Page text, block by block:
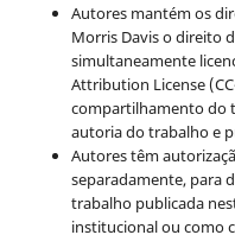
Autores mantém os
Morris Davis o direito
simultaneamente
Attribution License
compartilhamento do
autoria do trabalho e
Autores têm
separadamente, para
trabalho publicada
institucional ou como